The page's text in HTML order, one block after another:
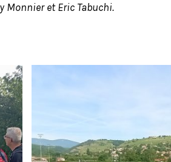
Monnier et Eric Tabuchi.